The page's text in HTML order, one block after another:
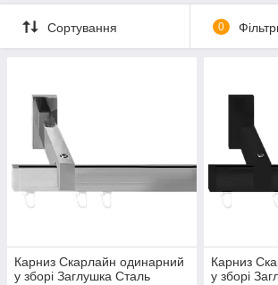
Сортування 0
Карниз Скарлайн одинарний
у зборі Заглушка Сталь
Карниз
у зборі